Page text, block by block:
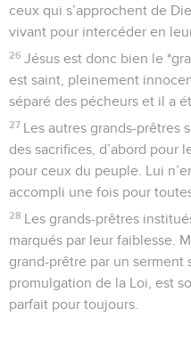
ceux qui s’approchent de
vivant pour intercéder en
26 Jésus est donc bien le
est saint, pleinement
séparé des pécheurs et il a
27 Les autres grands-prêtres
des sacrifices, d’abord pour
pour ceux du peuple. Lui
accompli une fois pour
28 Les grands-prêtres
marqués par leur faiblesse.
grand-prêtre par un serment
promulgation de la Loi, est
parfait pour toujours.